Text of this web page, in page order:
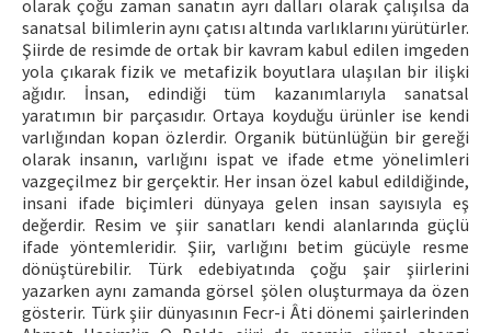
olarak çoğu zaman sanatın ayrı dalları olarak çalışılsa da
sanatsal bilimlerin aynı çatısı altında varlıklarını yürütürler.
Şiirde de resimde de ortak bir kavram kabul edilen imgeden
yola çıkarak fizik ve metafizik boyutlara ulaşılan bir ilişki
ağıdır. İnsan, edindiği tüm kazanımlarıyla sanatsal
yaratımın bir parçasıdır. Ortaya koyduğu ürünler ise kendi
varlığından kopan özlerdir. Organik bütünlüğün bir gereği
olarak insanın, varlığını ispat ve ifade etme yönelimleri
vazgeçilmez bir gerçektir. Her insan özel kabul edildiğinde,
insani ifade biçimleri dünyaya gelen insan sayısıyla eş
değerdir. Resim ve şiir sanatları kendi alanlarında güçlü
ifade yöntemleridir. Şiir, varlığını betim gücüyle resme
dönüştürebilir. Türk edebiyatında çoğu şair şiirlerini
yazarken aynı zamanda görsel şölen oluşturmaya da özen
gösterir. Türk şiir dünyasının Fecr-i Âti dönemi şairlerinden